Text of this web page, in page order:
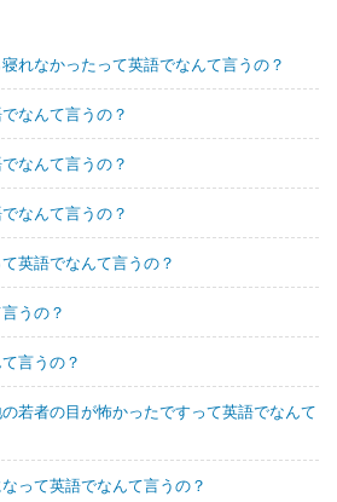
れなかったって英語でなんて言うの？
なんて言うの？
なんて言うの？
なんて言うの？
英語でなんて言うの？
うの？
言うの？
若者の目が怖かったですって英語でなんて
って英語でなんて言うの？